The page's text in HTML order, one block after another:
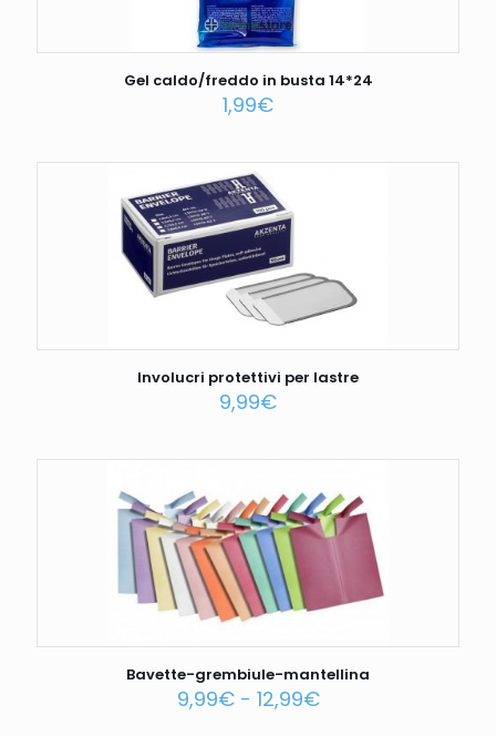
Gel caldo/freddo in busta 14*24
1,99€
Involucri protettivi per lastre
9,99€
Bavette-grembiule-mantellina
9,99€ - 12,99€